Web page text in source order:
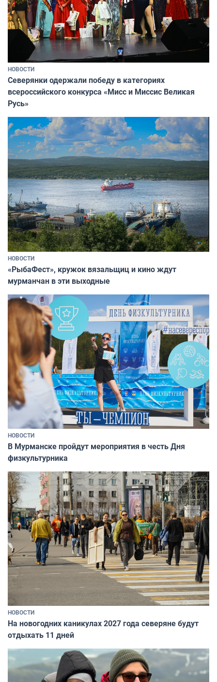
НОВОСТИ
Северянки одержали победу в категориях
всероссийского конкурса «Мисс и Миссис Великая
Русь»
НОВОСТИ
«РыбаФест», кружок вязальщиц и кино ждут
мурманчан в эти выходные
НОВОСТИ
В Мурманске пройдут мероприятия в честь Дня
физкультурника
НОВОСТИ
На новогодних каникулах 2027 года северяне будут
отдыхать 11 дней